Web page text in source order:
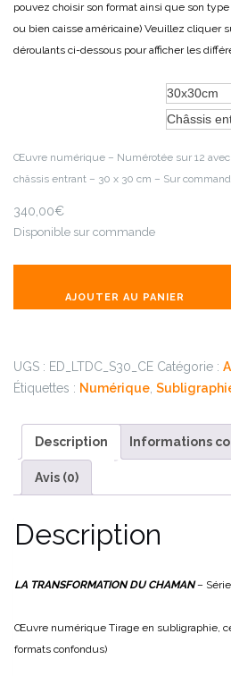
pouvez choisir son format ainsi que son
ou bien caisse américaine) Veuillez cliquer
déroulants ci-dessous pour afficher les
Œuvre numérique – Numérotée sur 12
châssis entrant – 30 x 30 cm – Sur
340,00€
Disponible sur commande
AJOUTER AU PANIER
UGS : ED_LTDC_S30_CE Catégorie :
Étiquettes : Numérique,
Description Informations
Avis (0)
Description
LA TRANSFORMATION DU CHAMAN– Série
Œuvre numérique Tirage en subligraphie,
formats confondus)